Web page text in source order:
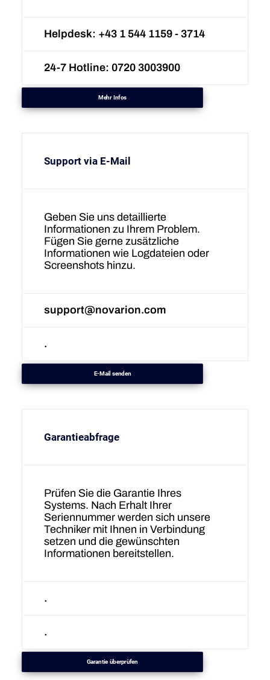
Helpdesk: +43 1 544 1159 - 3714
24-7 Hotline: 0720 3003900
Mehr Infos
Support via E-Mail
Geben Sie uns detaillierte
Informationen zu Ihrem Problem.
Fügen Sie gerne zusätzliche
Informationen wie Logdateien oder
Screenshots hinzu.
support@novarion.com
.
E-Mail senden
Garantieabfrage
Prüfen Sie die Garantie Ihres
Systems. Nach Erhalt Ihrer
Seriennummer werden sich unsere
Techniker mit Ihnen in Verbindung
setzen und die gewünschten
Informationen bereitstellen.
.
.
Garantie überprüfen